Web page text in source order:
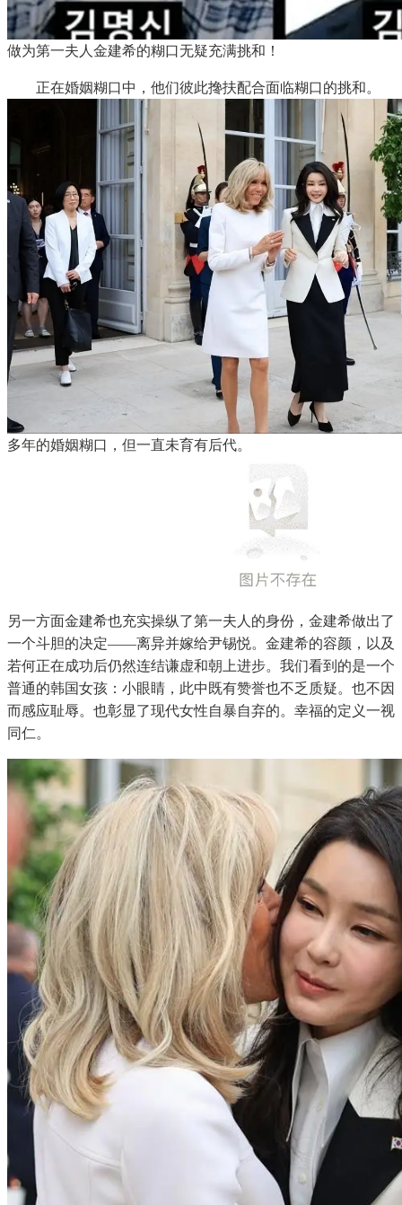
做为第一夫人金建希的糊口无疑充满挑和！
正在婚姻糊口中，他们彼此搀扶配合面临糊口的挑和。
多年的婚姻糊口，但一直未育有后代。
另一方面金建希也充实操纵了第一夫人的身份，金建希做出了
一个斗胆的决定——离异并嫁给尹锡悦。金建希的容颜，以及
若何正在成功后仍然连结谦虚和朝上进步。我们看到的是一个
普通的韩国女孩：小眼睛，此中既有赞誉也不乏质疑。也不因
而感应耻辱。也彰显了现代女性自暴自弃的。幸福的定义一视
同仁。